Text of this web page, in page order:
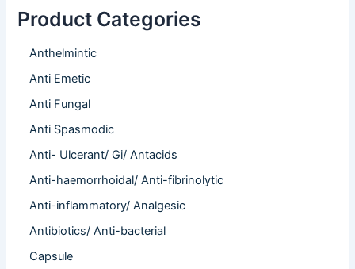
Product Categories
Anthelmintic
Anti Emetic
Anti Fungal
Anti Spasmodic
Anti- Ulcerant/ Gi/ Antacids
Anti-haemorrhoidal/ Anti-fibrinolytic
Anti-inflammatory/ Analgesic
Antibiotics/ Anti-bacterial
Capsule